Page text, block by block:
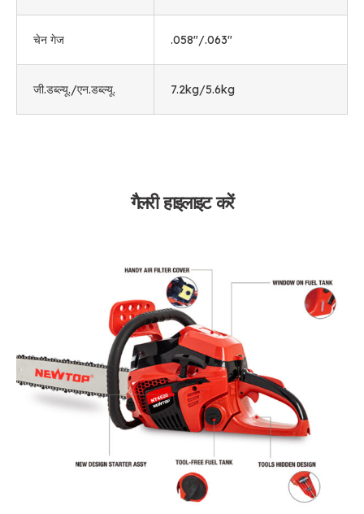
चेन गेज .058"/.063"
जी.डब्ल्यू./एन.डब्ल्यू. 7.2kg/5.6kg
गैलरी हाइलाइट करें